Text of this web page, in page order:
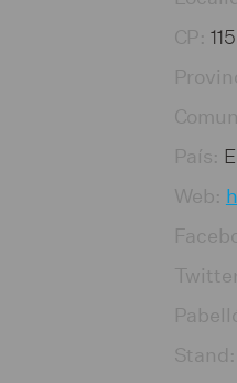
CP:
País:
Web:
Stand: